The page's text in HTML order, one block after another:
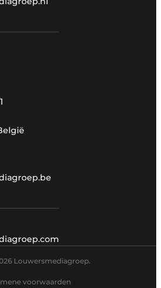
Louwersmediagroep.
voorwaarden